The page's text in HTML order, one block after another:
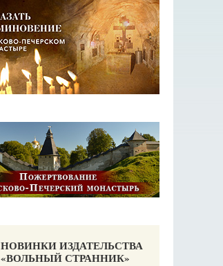
НОВИНКИ ИЗДАТЕЛЬСТВА
«ВОЛЬНЫЙ СТРАННИК»